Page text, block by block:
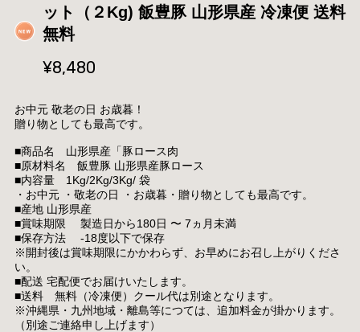
ット（２Kg) 飯豊豚 山形県産 冷凍便 送料
無料
¥8,480
お中元 敬老の日 お歳暮！
贈り物としても最高です。
■商品名 山形県産「豚ロース肉
■原材料名 飯豊豚 山形県産豚ロース
■内容量 1Kg/2Kg/3Kg/ 袋
・お中元 ・敬老の日 ・お歳暮・贈り物としても最高です。
■産地 山形県産
■賞味期限 製造日から180日 〜 7ヵ月未満
■保存方法 -18度以下で保存
※開封後は賞味期限にかかわらず、お早めにお召し上がりくださ
い。
■配送 宅配便でお届けいたします。
■送料 無料（冷凍便）クール代は別途となります。
※沖縄県・九州地域・離島等につては、追加料金が掛かります。
（別途ご連絡申し上げます）